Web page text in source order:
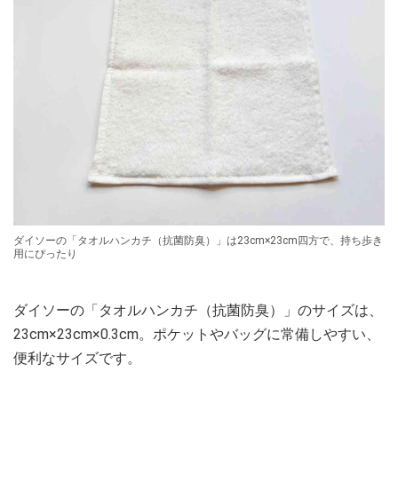
ダイソーの「タオルハンカチ（抗菌防臭）」は23cm×23cm四方で、持ち歩き
用にぴったり
ダイソーの「タオルハンカチ（抗菌防臭）」のサイズは、
23cm×23cm×0.3cm。ポケットやバッグに常備しやすい、
便利なサイズです。